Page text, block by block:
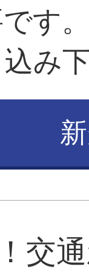
す
み
交